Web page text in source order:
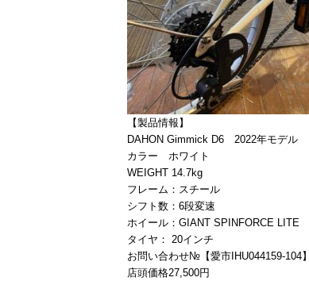
【製品情報】
DAHON Gimmick D6 2022年モデル
カラー ホワイト
WEIGHT 14.7kg
フレーム：スチール
シフト数：6段変速
ホイール：GIANT SPINFORCE LITE
タイヤ： 20インチ
お問い合わせ№【愛市IHU044159-104】
店頭価格27,500円